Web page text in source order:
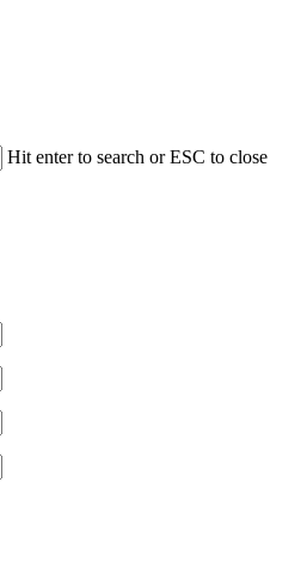
Hit enter to search or ESC to close